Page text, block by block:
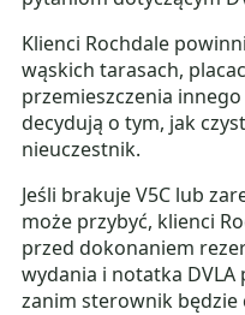
Klienci Rochdale
wąskich tarasach,
przemieszczenia innego
decydują o tym, jak
nieuczestnik.
Jeśli brakuje V5C lub
może przybyć, klienci
przed dokonaniem
wydania i notatka
zanim sterownik będzie